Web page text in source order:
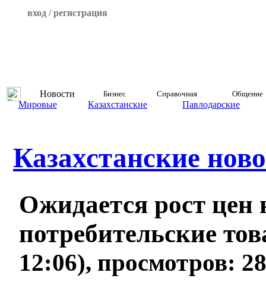
вход / регистрация
Новости Бизнес Справочная Общение
Мировые Казахстанские Павлодарские
Казахстанские
Ожидается рост цен
потребительские
12:06), просмотров: